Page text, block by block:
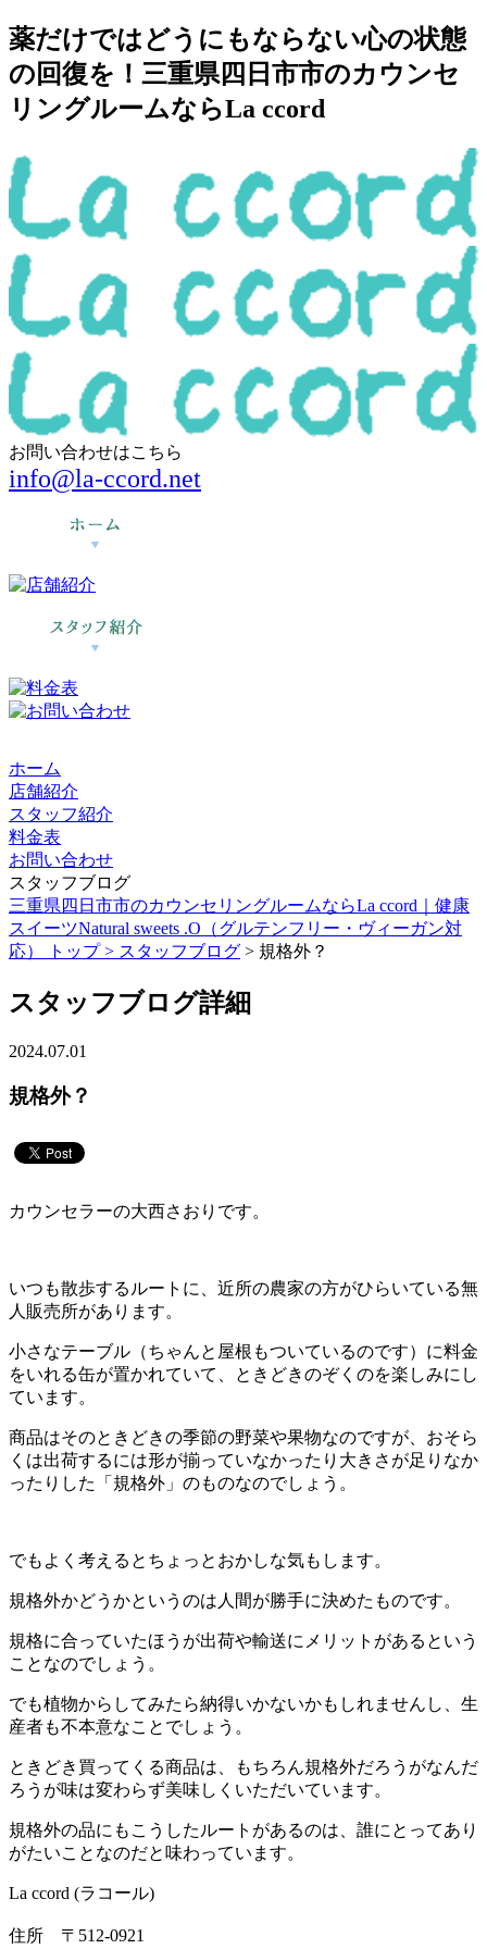
薬だけではどうにもならない心の状態
の回復を！三重県四日市市のカウンセ
リングルームならLa ccord
お問い合わせはこちら
info@la-ccord.net
ホーム
店舗紹介
スタッフ紹介
料金表
お問い合わせ
スタッフブログ
三重県四日市市のカウンセリングルームならLa ccord｜健康
スイーツNatural sweets .O（グルテンフリー・ヴィーガン対
応） トップ > スタッフブログ > 規格外？
スタッフブログ詳細
2024.07.01
規格外？
カウンセラーの大西さおりです。
いつも散歩するルートに、近所の農家の方がひらいている無
人販売所があります。
小さなテーブル（ちゃんと屋根もついているのです）に料金
をいれる缶が置かれていて、ときどきのぞくのを楽しみにし
ています。
商品はそのときどきの季節の野菜や果物なのですが、おそら
くは出荷するには形が揃っていなかったり大きさが足りなか
ったりした「規格外」のものなのでしょう。
でもよく考えるとちょっとおかしな気もします。
規格外かどうかというのは人間が勝手に決めたものです。
規格に合っていたほうが出荷や輸送にメリットがあるという
ことなのでしょう。
でも植物からしてみたら納得いかないかもしれませんし、生
産者も不本意なことでしょう。
ときどき買ってくる商品は、もちろん規格外だろうがなんだ
ろうが味は変わらず美味しくいただいています。
規格外の品にもこうしたルートがあるのは、誰にとってあり
がたいことなのだと味わっています。
La ccord (ラコール)
住所 〒512-0921